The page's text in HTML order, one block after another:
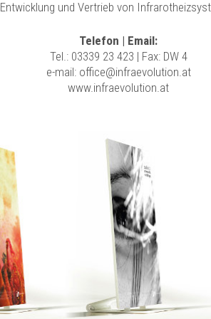
Entwicklung und Vertrieb von
Telefon | Email:
Tel.: 03339 23 423 | Fax: DW 4
e-mail: office@infraevolution.at
www.infraevolution.at